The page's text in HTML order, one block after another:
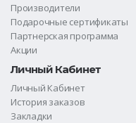
Производители
Подарочные сертификаты
Партнерская программа
Акции
Личный Кабинет
Личный Кабинет
История заказов
Закладки